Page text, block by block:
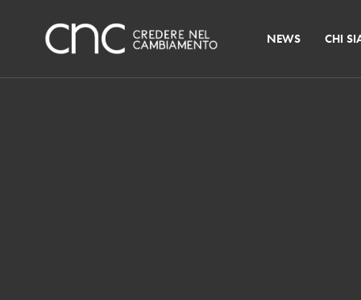
NEWS CHI